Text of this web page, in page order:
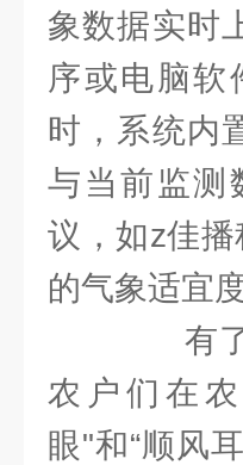
象数据实时
序或电脑软
时，系统内
与当前监测
议，如z佳
的气象适宜
有了
农户们在
眼"和“顺风